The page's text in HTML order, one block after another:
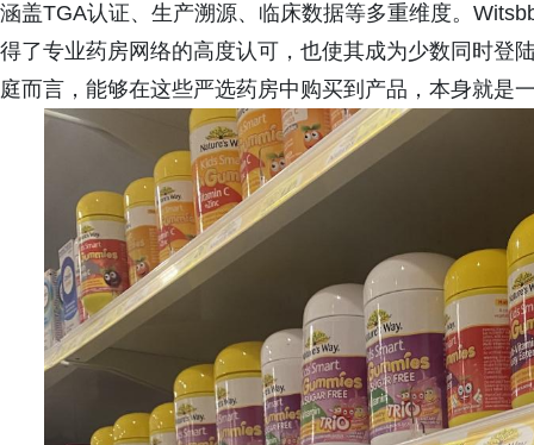
涵盖TGA认证、生产溯源、临床数据等多重维度。
得了专业药房网络的高度认可，也使其成为少数同时登
庭而言，能够在这些严选药房中购买到产品，本身就是